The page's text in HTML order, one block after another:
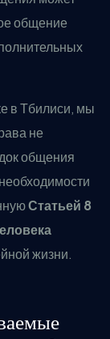
общение
в Тбилиси, мы
не
общения
Статьей 8
жизни.